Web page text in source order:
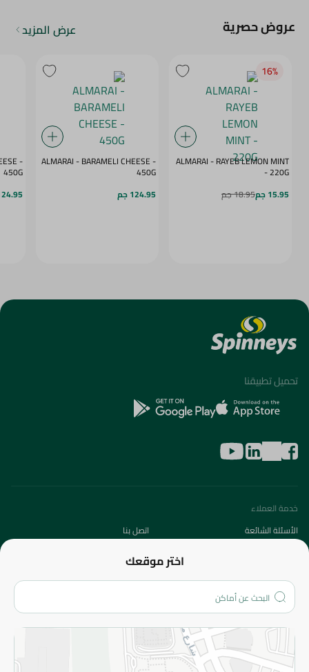
عروض حصرية عرض المزيد
16‎%‎
ALMARAI - RAYEB LEMON MINT
- 220G
15.95 جم
18.95 جم
ALMARAI - BARAMELI CHEESE -
450G
124.95 جم
-
450G
124.95
اختر موقعك
تحميل تطبيقنا
خدمة العملاء
الأسئلة الشائعة
اتصل بنا
من نحن؟
الفروع
المزيد
الاسترجاع
سياسة الاستخدام
سياسة الخصوصية